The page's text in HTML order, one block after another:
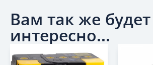
Вам так же будет
интересно...